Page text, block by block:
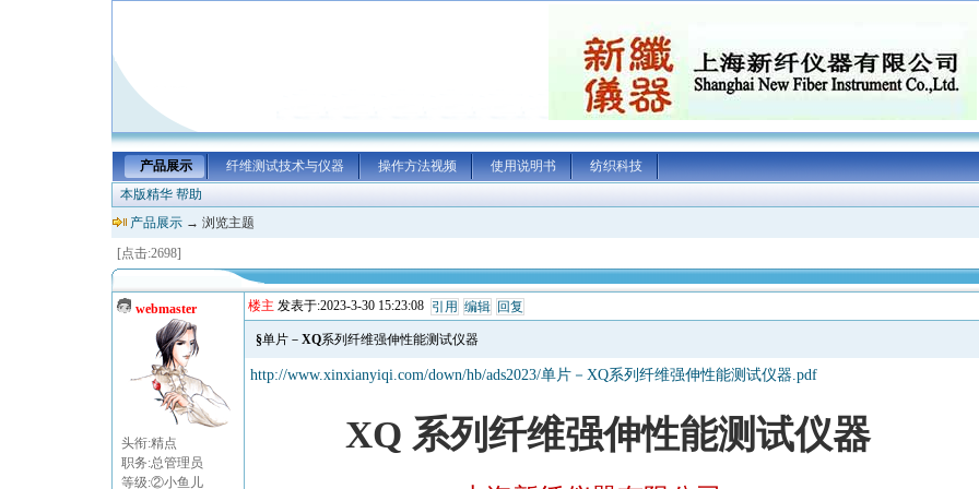
产品展示 纤维测试技术与仪器 操作方法视频 使用说明书
纺织科技
本版精华 帮助
产品展示 → 浏览主题
[点击:2698]
webmaster
头衔:精点
职务:总管理员
等级:②小鱼儿
楼主 发表于:2023-3-30 15:23:08 引用 编辑 回复
§单片－XQ系列纤维强伸性能测试仪器
http://www.xinxianyiqi.com/down/hb/ads2023/单片－XQ系列纤维强伸性能测试仪器.pdf
XQ 系列纤维强伸性能测试仪器